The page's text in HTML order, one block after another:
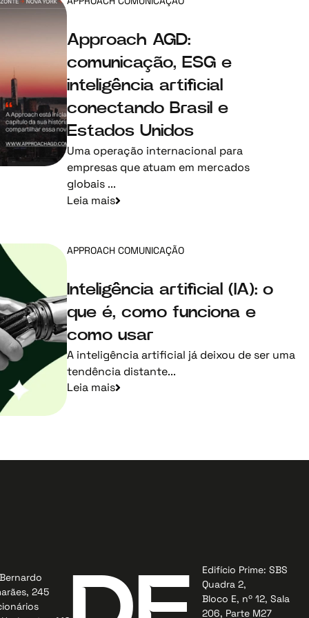
Approach AGD:
comunicação, ESG e
inteligência artificial
conectando Brasil e
Estados Unidos
Uma operação internacional para
empresas que atuam em mercados
globais ...
Leia mais
APPROACH COMUNICAÇÃO
Inteligência artificial (IA): o
que é, como funciona e
como usar
A inteligência artificial já deixou de ser uma
tendência distante...
Leia mais
245
Edifício Prime: SBS
Quadra 2,
Bloco E, nº 12, Sala
206, Parte M27